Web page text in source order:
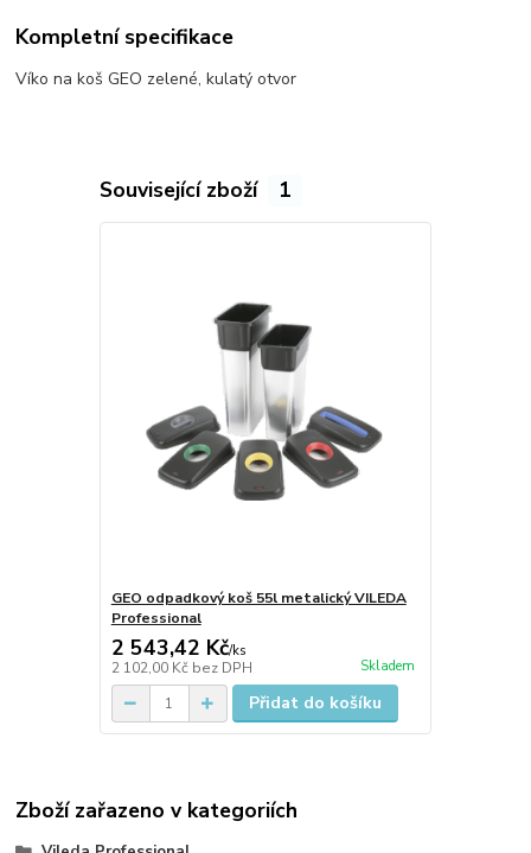
Kompletní specifikace
Víko na koš GEO zelené, kulatý otvor
Související zboží 1
GEO odpadkový koš 55l metalický VILEDA
Professional
2 543,42 Kč/ks
2 102,00 Kč bez DPH Skladem
Přidat do košíku
Zboží zařazeno v kategoriích